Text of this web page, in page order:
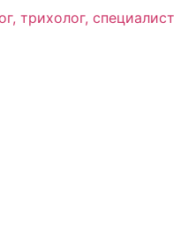
трихолог, специалист